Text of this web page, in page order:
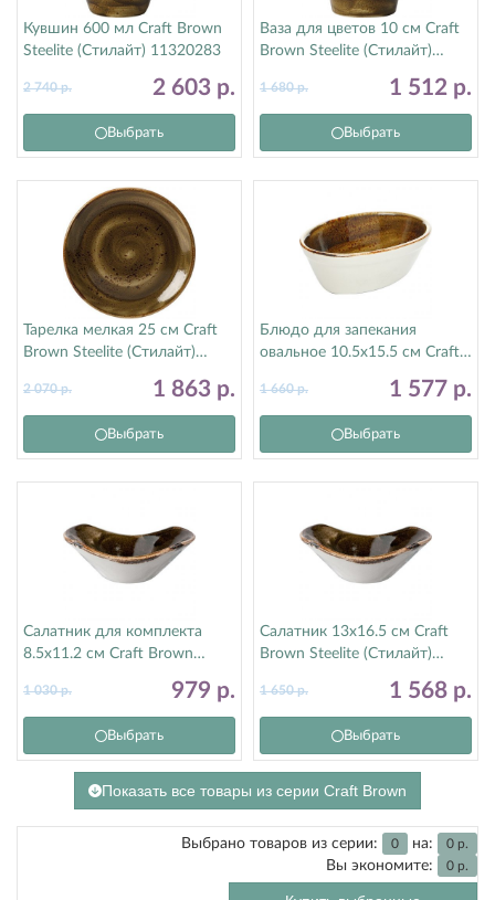
Кувшин 600 мл Craft Brown
Steelite (Стилайт) 11320283
2 603 р.
2 740р.
Выбрать
Ваза для цветов 10 см Craft
Brown Steelite (Стилайт)
1 512 р.
1 680р.
Выбрать
Тарелка мелкая 25 см Craft
Brown Steelite (Стилайт)
1 863 р.
2 070р.
Выбрать
Блюдо для запекания
овальное 10.5х15.5 см Craft
11320400
1 577 р.
1 660р.
Выбрать
Салатник для комплекта
8.5х11.2 см Craft Brown
979 р.
1 030р.
Выбрать
Салатник 13х16.5 см Craft
Brown Steelite (Стилайт)
1 568 р.
1 650р.
Выбрать
Показать все товары из серии Craft Brown
Выбрано товаров из серии: 0 на: 0 р.
Вы экономите: 0 р.